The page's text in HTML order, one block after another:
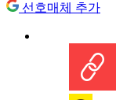
선호매체 추가